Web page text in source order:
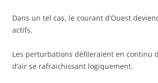
Dans un tel cas, le courant d’Ouest
actifs.
Les perturbations défileraient en continu
d’air se rafraichissant logiquement.